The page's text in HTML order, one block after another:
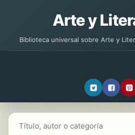
Arte y
Biblioteca universal sobre Arte y